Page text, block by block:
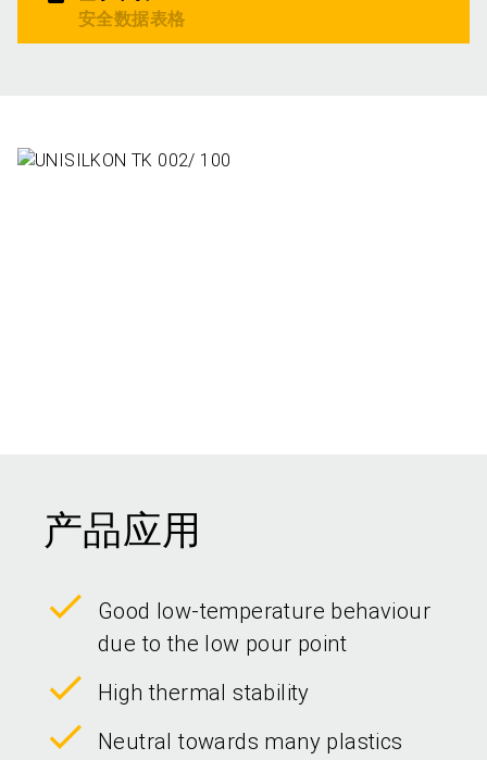
安全数据表格
产品应用
Good low-temperature behaviour
due to the low pour point
High thermal stability
Neutral towards many plastics